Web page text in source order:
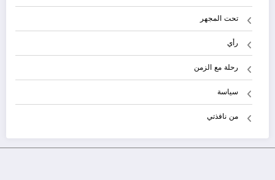
تحت المجهر
رأي
رحلة مع الزمن
سياسة
من نافذتي